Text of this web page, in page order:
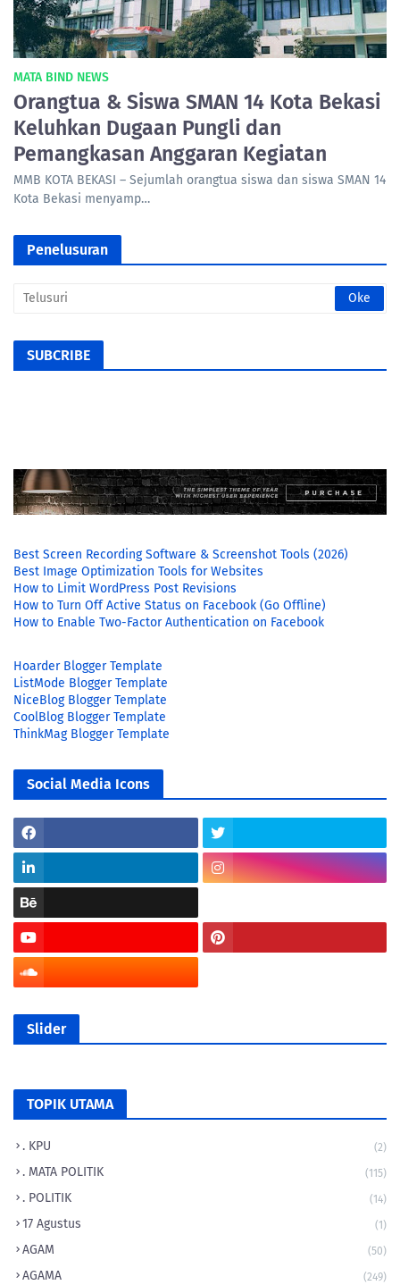
MATA BIND NEWS
Orangtua & Siswa SMAN 14 Kota Bekasi
Keluhkan Dugaan Pungli dan
Pemangkasan Anggaran Kegiatan
MMB KOTA BEKASI – Sejumlah orangtua siswa dan siswa SMAN 14
Kota Bekasi menyamp…
Penelusuran
SUBCRIBE
Best Screen Recording Software & Screenshot Tools (2026)
Best Image Optimization Tools for Websites
How to Limit WordPress Post Revisions
How to Turn Off Active Status on Facebook (Go Offline)
How to Enable Two-Factor Authentication on Facebook
Hoarder Blogger Template
ListMode Blogger Template
NiceBlog Blogger Template
CoolBlog Blogger Template
ThinkMag Blogger Template
Social Media Icons
Slider
TOPIK UTAMA
. KPU (2)
. MATA POLITIK (115)
. POLITIK (14)
17 Agustus (1)
AGAM (50)
AGAMA (249)